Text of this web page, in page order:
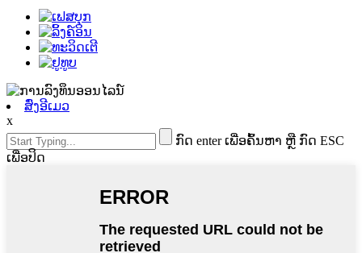
ສົ່ງອີເມວ
x
ກົດ enter ເພື່ອຄົ້ນຫາ ຫຼື ກົດ ESC
ເພື່ອປິດ